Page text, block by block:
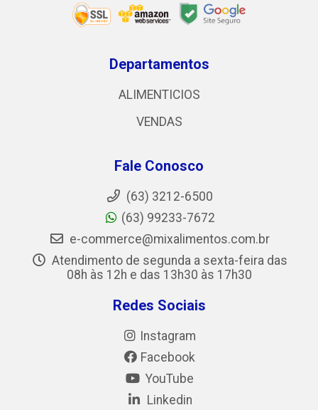
Departamentos
ALIMENTICIOS
VENDAS
Fale Conosco
(63) 3212-6500
(63) 99233-7672
e-commerce@mixalimentos.com.br
Atendimento de segunda a sexta-feira das
08h às 12h e das 13h30 às 17h30
Redes Sociais
Instagram
Facebook
YouTube
Linkedin